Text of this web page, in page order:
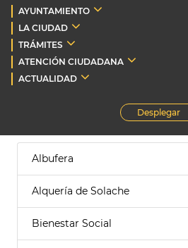
AYUNTAMIENTO
LA CIUDAD
TRÁMITES
ATENCIÓN CIUDADANA
ACTUALIDAD
Desplegar
Albufera
Alquería de Solache
Bienestar Social